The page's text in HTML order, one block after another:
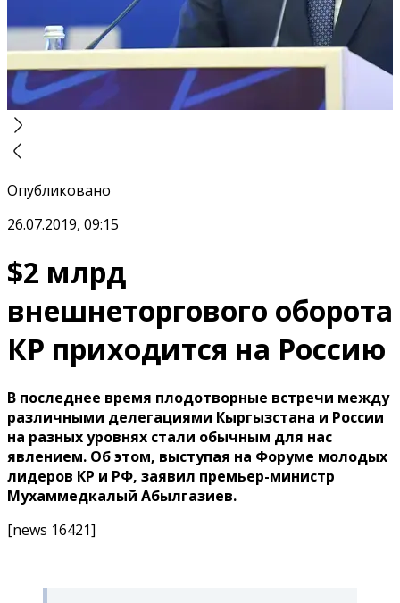
Опубликовано
26.07.2019, 09:15
$2 млрд
внешнеторгового оборота
КР приходится на Россию
В последнее время плодотворные встречи между
различными делегациями Кыргызстана и России
на разных уровнях стали обычным для нас
явлением. Об этом, выступая на Форуме молодых
лидеров КР и РФ, заявил премьер-министр
Мухаммедкалый Абылгазиев.
[news 16421]